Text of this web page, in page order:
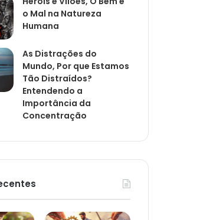
o Mal na Natureza
Humana
As Distrações do
Mundo, Por que Estamos
Tão Distraídos?
Entendendo a
Importância da
Concentração